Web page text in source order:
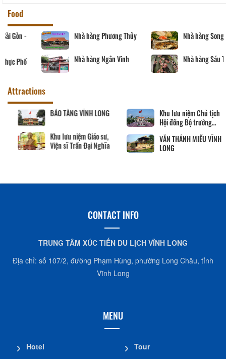
Food
Nhà hàng Phương Thủy Nhà hàng Song Thảo
Nhà hàng Ngân Vinh Nhà hàng Sáu Tú
Attractions
Khu tưởng niệm cố Thủ
tướng Võ Văn Kiệt
BẢO TÀNG VĨNH LONG
Khu lưu niệm Giáo sư,
Viện sĩ Trần Đại Nghĩa
CONTACT INFO
TRUNG TÂM XÚC TIẾN DU LỊCH VĨNH LONG
Địa chỉ: số 107/2, đường Phạm Hùng, phường Long Châu, tỉnh
Vĩnh Long
MENU
Hotel
Tour